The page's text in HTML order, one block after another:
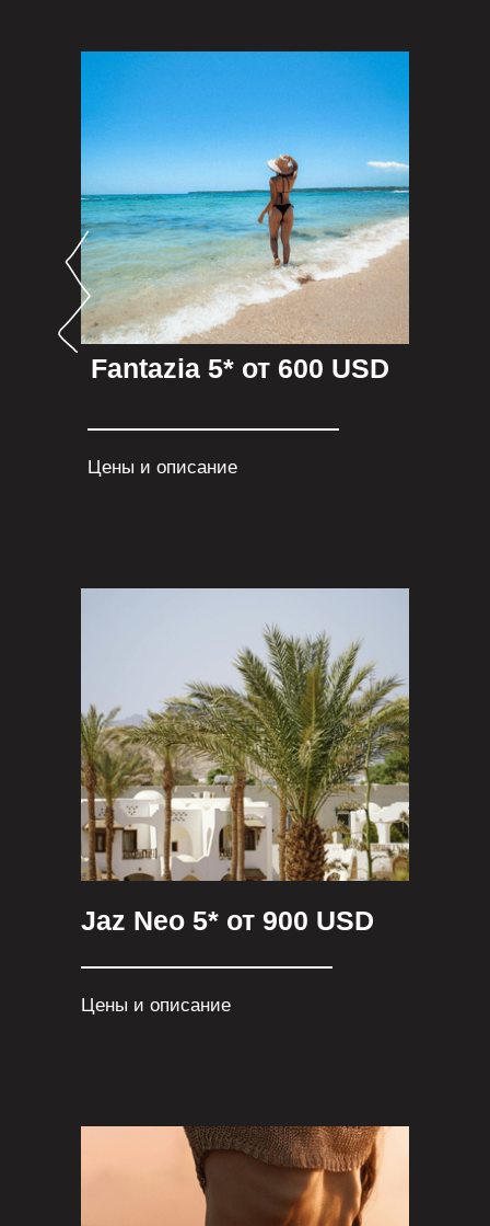
Цены и описание
Fantazia 5* от 600 USD
Цены и описание
Jaz Neo 5* от 900 USD